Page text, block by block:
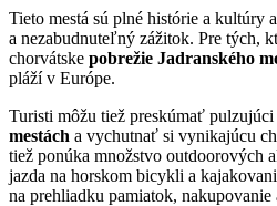
Tieto mestá sú plné histórie a kultúry
a nezabudnuteľný zážitok. Pre tých,
chorvátske pobrežie Jadranského
pláží v Európe.
Turisti môžu tiež preskúmať pulzujúci
mestách a vychutnať si vynikajúcu
tiež ponúka množstvo outdoorových
jazda na horskom bicykli a
na prehliadku pamiatok, nakupovanie